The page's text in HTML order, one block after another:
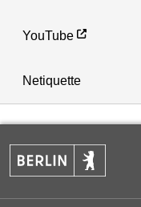
YouTube
Netiquette